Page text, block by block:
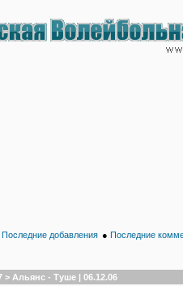
Последние добавления ● Последние
> Альянс - Туше | 06.12.06